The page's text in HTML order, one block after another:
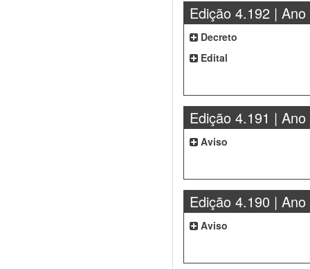
Edição 4.192 | Ano
Decreto
Edital
Edição 4.191 | Ano
Aviso
Edição 4.190 | Ano
Aviso